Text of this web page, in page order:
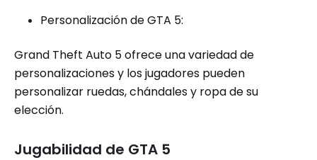
Personalización de GTA 5:
Grand Theft Auto 5 ofrece una variedad de
personalizaciones y los jugadores pueden
personalizar ruedas, chándales y ropa de su
elección.
Jugabilidad de GTA 5